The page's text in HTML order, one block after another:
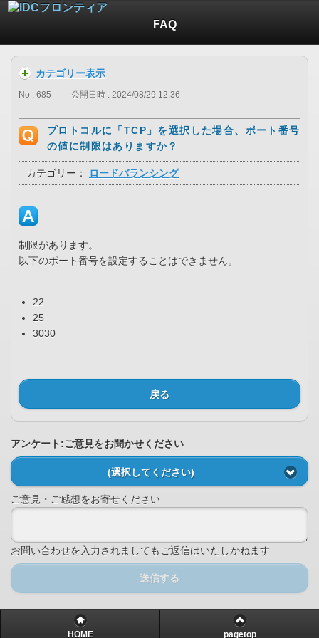
FAQ
カテゴリー表示
No : 685 公開日時 : 2024/08/29 12:36
プロトコルに「TCP」を選択した場合、ポート番号
の値に制限はありますか？
カテゴリー： ロードバランシング
制限があります。
以下のポート番号を設定することはできません。
22
25
3030
戻る
アンケート:ご意見をお聞かせください
(選択してください)
ご意見・ご感想をお寄せください
お問い合わせを入力されましてもご返信はいたしかねます
送信する
HOME pagetop